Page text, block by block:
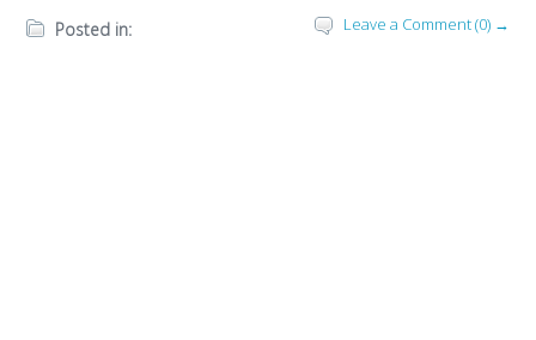
Posted in: Leave a Comment (0) →